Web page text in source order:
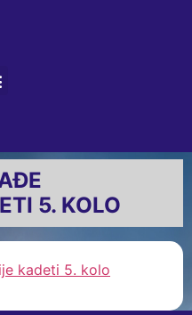
5. KOLO
kadeti 5. kolo